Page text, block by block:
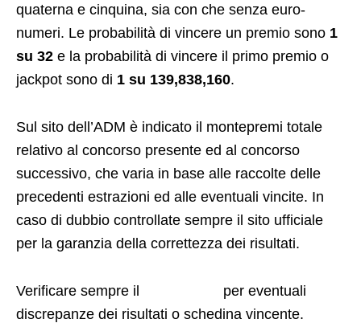
quaterna e cinquina, sia con che senza euro-
numeri. Le probabilità di vincere un premio sono 1
su 32 e la probabilità di vincere il primo premio o
jackpot sono di 1 su 139,838,160.
Sul sito dell’ADM è indicato il montepremi totale
relativo al concorso presente ed al concorso
successivo, che varia in base alle raccolte delle
precedenti estrazioni ed alle eventuali vincite. In
caso di dubbio controllate sempre il sito ufficiale
per la garanzia della correttezza dei risultati.
Verificare sempre il
per eventuali
discrepanze dei risultati o schedina vincente.